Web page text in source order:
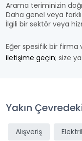
Arama teriminizin
Daha genel veya
İlgili bir sektör veya
Eğer spesifik bir firma
iletişime geçin; size
Yakın
Alışveriş